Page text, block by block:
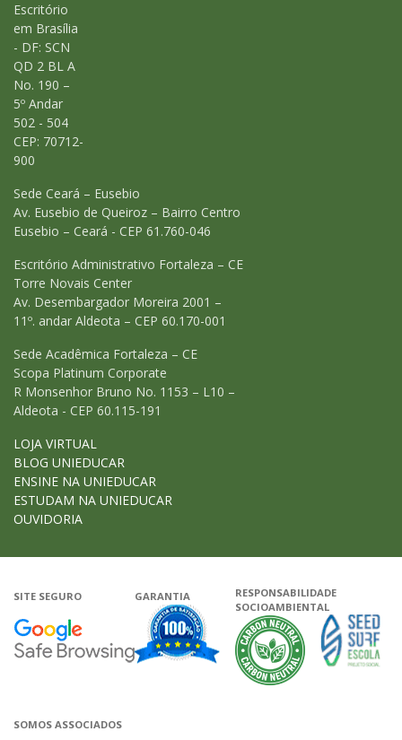
Escritório
em Brasília
- DF: SCN
QD 2 BL A
No. 190 –
5º Andar
502 - 504
CEP: 70712-
900
Sede Ceará – Eusebio
Av. Eusebio de Queiroz – Bairro Centro
Eusebio – Ceará - CEP 61.760-046
Escritório Administrativo Fortaleza – CE
Torre Novais Center
Av. Desembargador Moreira 2001 –
11º. andar Aldeota – CEP 60.170-001
Sede Acadêmica Fortaleza – CE
Scopa Platinum Corporate
R Monsenhor Bruno No. 1153 – L10 –
Aldeota - CEP 60.115-191
LOJA VIRTUAL
BLOG UNIEDUCAR
ENSINE NA UNIEDUCAR
ESTUDAM NA UNIEDUCAR
OUVIDORIA
SITE SEGURO
Google - Status do site no
GARANTIA
Garantia de satisfação
RESPONSABILIDADE
SOCIOAMBIENTAL
A
SOMOS ASSOCIADOS